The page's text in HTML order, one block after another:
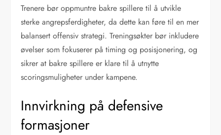
Trenere bør oppmuntre bakre spillere til å utvikle
sterke angrepsferdigheter, da dette kan føre til en mer
balansert offensiv strategi. Treningsøkter bør inkludere
øvelser som fokuserer på timing og posisjonering, og
sikrer at bakre spillere er klare til å utnytte
scoringsmuligheter under kampene.
Innvirkning på defensive
formasjoner